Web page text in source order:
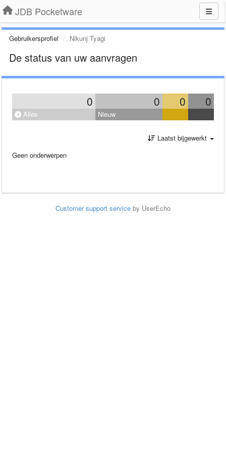
JDB Pocketware
Gebruikersprofiel Nikunj Tyagi
De status van uw aanvragen
0 0 0 0
Alles Nieuw
Laatst bijgewerkt
Geen onderwerpen
Customer support service by UserEcho